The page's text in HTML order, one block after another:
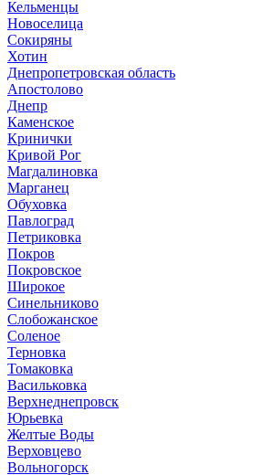
Кельменцы
Новоселица
Сокиряны
Хотин
Днепропетровская область
Апостолово
Днепр
Каменское
Кринички
Кривой Рог
Магдалиновка
Марганец
Обуховка
Павлоград
Петриковка
Покров
Покровское
Широкое
Синельниково
Слобожанское
Соленое
Терновка
Томаковка
Васильковка
Верхнеднепровск
Юрьевка
Желтые Воды
Верховцево
Вольногорск